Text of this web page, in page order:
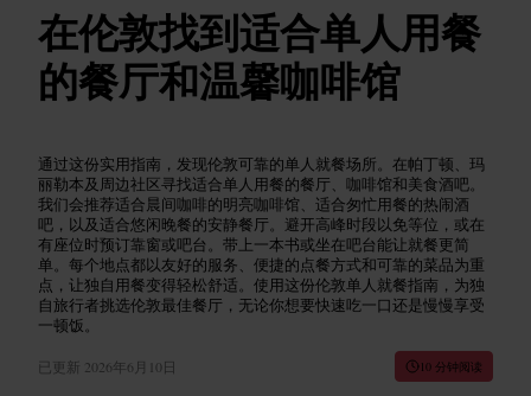
在伦敦找到适合单人用餐
的餐厅和温馨咖啡馆
通过这份实用指南，发现伦敦可靠的单人就餐场所。在帕丁顿、玛
丽勒本及周边社区寻找适合单人用餐的餐厅、咖啡馆和美食酒吧。
我们会推荐适合晨间咖啡的明亮咖啡馆、适合匆忙用餐的热闹酒
吧，以及适合悠闲晚餐的安静餐厅。避开高峰时段以免等位，或在
有座位时预订靠窗或吧台。带上一本书或坐在吧台能让就餐更简
单。每个地点都以友好的服务、便捷的点餐方式和可靠的菜品为重
点，让独自用餐变得轻松舒适。使用这份伦敦单人就餐指南，为独
自旅行者挑选伦敦最佳餐厅，无论你想要快速吃一口还是慢慢享受
一顿饭。
已更新 2026年6月10日 10 分钟阅读